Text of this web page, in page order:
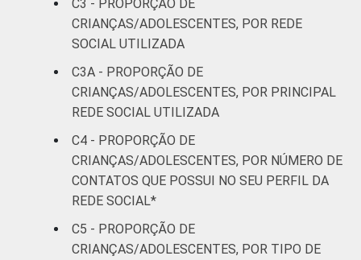
SM até 2 SM
Mais de 2
SM até 3 SM
Mais de 3
SM
CLASSE
SOCIAL
AB 91
C3 - PROPORÇÃO DE
CRIANÇAS/ADOLESCENTES, POR REDE
SOCIAL UTILIZADA
C3A - PROPORÇÃO DE
CRIANÇAS/ADOLESCENTES, POR PRINCIPAL
REDE SOCIAL UTILIZADA
C4 - PROPORÇÃO DE
CRIANÇAS/ADOLESCENTES, POR NÚMERO DE
CONTATOS QUE POSSUI NO SEU PERFIL DA
REDE SOCIAL*
C5 - PROPORÇÃO DE
CRIANÇAS/ADOLESCENTES, POR TIPO DE